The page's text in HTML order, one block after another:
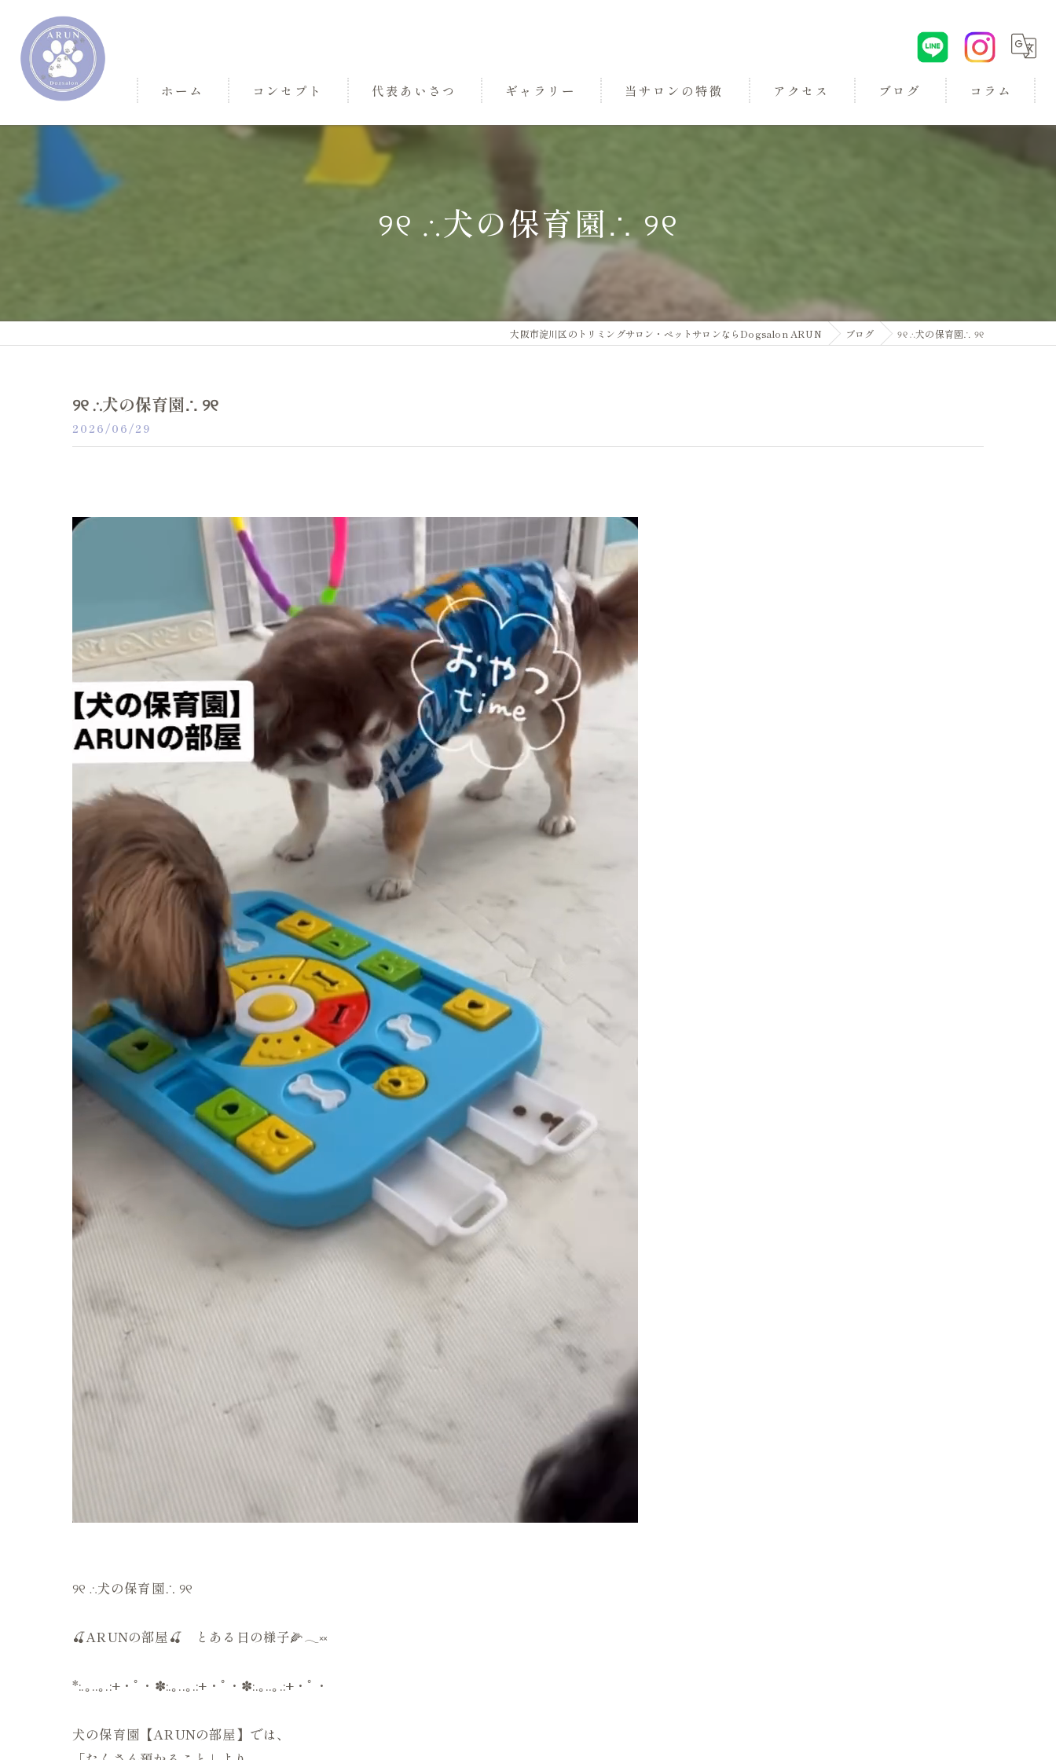
ホーム コンセプト 代表あいさつ ギャラリー 当サロンの特徴
小型犬
中型犬
アクセス ブログ コラム
୨୧ ∴犬の保育園∴ ୨୧
大阪市淀川区のトリミングサロン・ペットサロンならDogsalon ARUN ブログ ୨୧ ∴犬の保育園∴ ୨୧
୨୧ ∴犬の保育園∴ ୨୧
2026/06/29
୨୧ ∴犬の保育園∴ ୨୧
🍒ARUNの部屋🍒 とある日の様子🌽𓂃༞
*:.｡..｡.:+・ﾟ・✽:.｡..｡.:+・ﾟ・✽:.｡..｡.:+・ﾟ・
犬の保育園【ARUNの部屋】では、